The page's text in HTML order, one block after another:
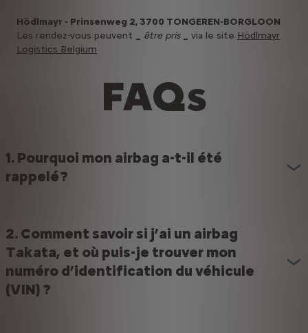
Hödlmayr - Prinsenweg 2, 3700 TONGEREN-BORGLOON
Les rendez-vous peuvent
être pris via le site Hödlmayr
Logistics Belgium
FAQs
1. Pourquoi mon airbag a-t-il été
rappelé ?
2. Comment savoir si j’ai un airbag
Takata, et où puis-je trouver mon
numéro d’identification du véhicule
(VIN) ?